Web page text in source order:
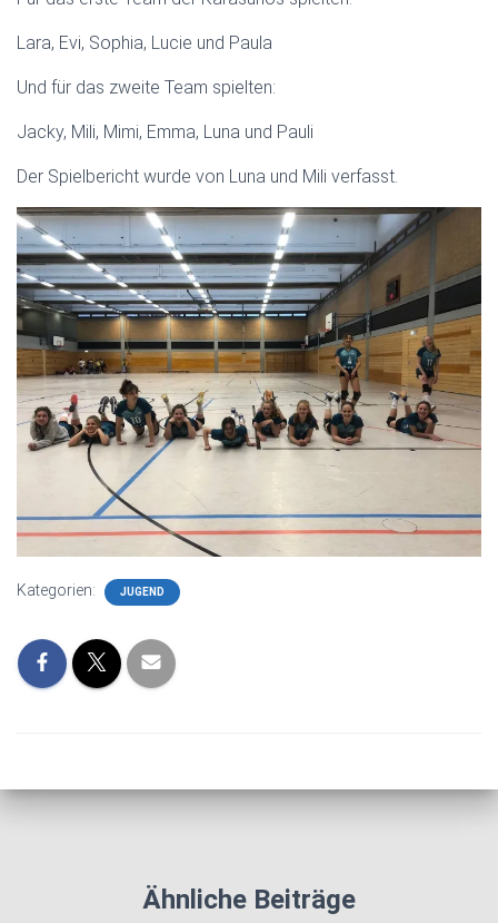
Lara, Evi, Sophia, Lucie und Paula
Und für das zweite Team spielten:
Jacky, Mili, Mimi, Emma, Luna und Pauli
Der Spielbericht wurde von Luna und Mili verfasst.
Kategorien: JUGEND
Ähnliche Beiträge